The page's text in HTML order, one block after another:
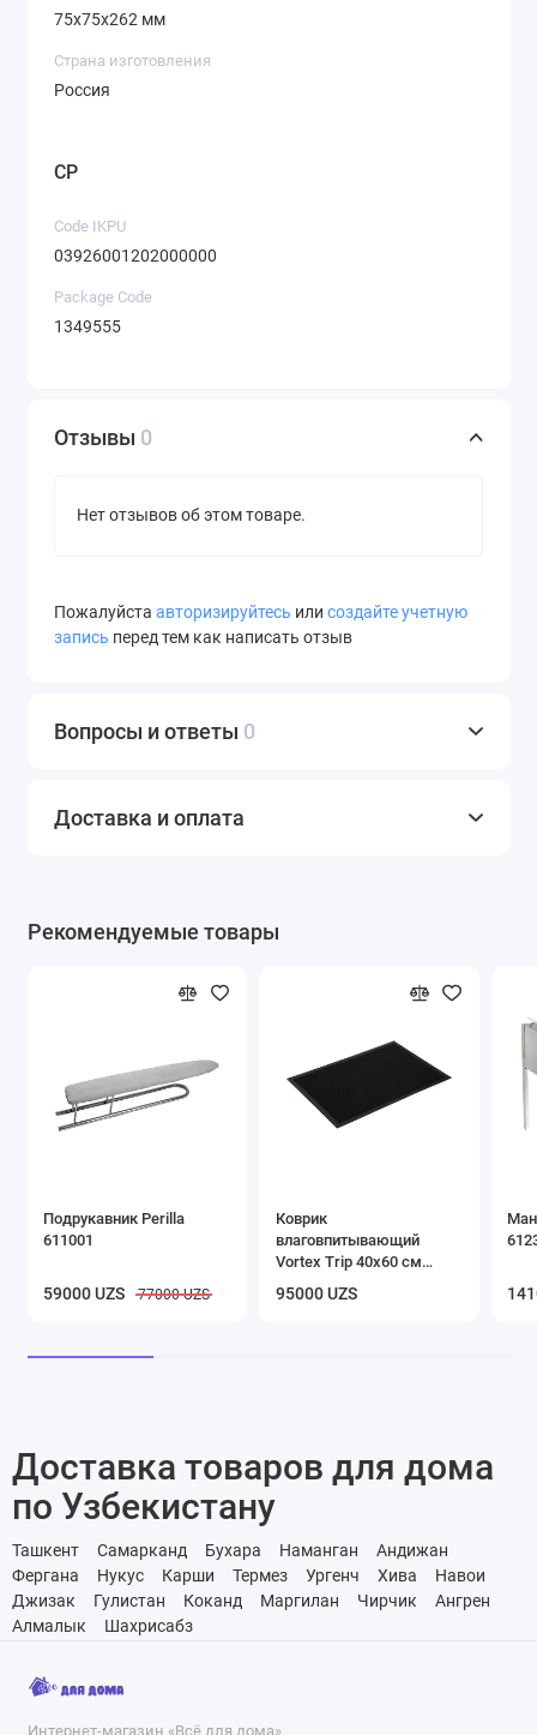
75x75x262 мм
Страна изготовления
Россия
CP
Code IKPU
03926001202000000
Package Code
1349555
Отзывы 0
Нет отзывов об этом товаре.
Пожалуйста авторизируйтесь или создайте учетную
запись перед тем как написать отзыв
Вопросы и ответы 0
Доставка и оплата
Рекомендуемые товары
Подрукавник Perilla
611001
59000 UZS 77000 UZS
Коврик
влаговпитывающий
Vortex Trip 40х60 см
черный
95000 UZS
Доставка товаров для дома
по Узбекистану
Ташкент Самарканд Бухара Наманган
Андижан
Фергана
Нукус Карши Термез Ургенч Хива
Навои
Джизак
Гулистан Коканд Маргилан Чирчик
Ангрен
Алмалык
Шахрисабз
Интернет-магазин «Всё для дома»